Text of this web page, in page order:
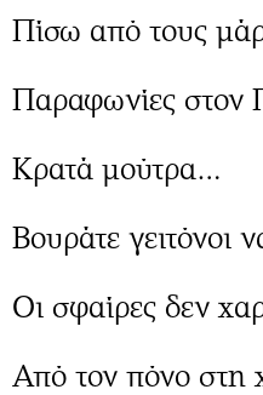
Πίσω από τους
Παραφωνίες στον
Κρατά μούτρα…
Βουράτε γειτόνοι
Οι σφαίρες δεν
Από τον πόνο στη